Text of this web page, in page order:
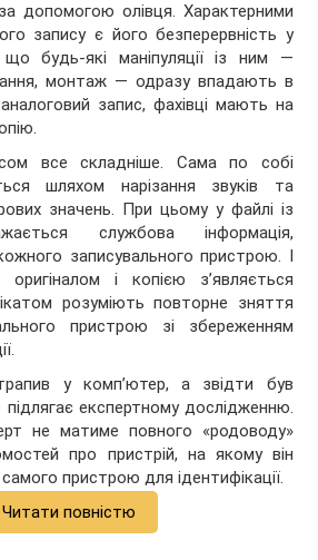
допомогою олівця. Характерними
запису є його безперервність у
будь-які маніпуляції із ним —
монтаж — одразу впадають в
запис, фахівці мають на
все складніше. Сама по собі
шляхом нарізання звуків та
значень. При цьому у файлі із
службова інформація,
записувального пристрою. І
і копією з’являється
розуміють повторне зняття
пристрою зі збереженням
у комп’ютер, а звідти був
підлягає експертному дослідженню.
не матиме повного «родоводу»
про пристрій, на якому він
пристрою для ідентифікації.
Читати повністю